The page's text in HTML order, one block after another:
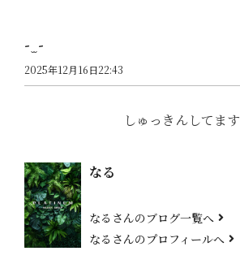
- ̫ -
2025年12月16日22:43
しゅっきんしてます
なる
なるさんのブログ一覧へ
なるさんのプロフィールへ